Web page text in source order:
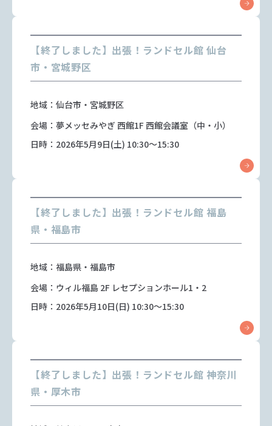
【終了しました】出張！ランドセル館 仙台
市・宮城野区
地域：仙台市・宮城野区
会場：夢メッセみやぎ 西館1F 西館会議室（中・小）
日時：2026年5月9日(土) 10:30～15:30
【終了しました】出張！ランドセル館 福島
県・福島市
地域：福島県・福島市
会場：ウィル福島 2F レセプションホール1・2
日時：2026年5月10日(日) 10:30～15:30
【終了しました】出張！ランドセル館 神奈川
県・厚木市